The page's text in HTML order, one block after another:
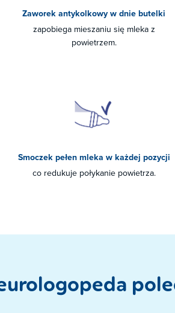
Zaworek antykolkowy w dnie butelki
zapobiega mieszaniu się mleka z
powietrzem.
Smoczek pełen mleka w każdej pozycji
co redukuje połykanie powietrza.